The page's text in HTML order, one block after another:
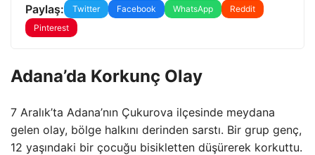
Paylaş: Twitter Facebook WhatsApp
Reddit
Pinterest
Adana’da Korkunç Olay
7 Aralık’ta Adana’nın Çukurova ilçesinde meydana
gelen olay, bölge halkını derinden sarstı. Bir grup genç,
12 yaşındaki bir çocuğu bisikletten düşürerek korkuttu.